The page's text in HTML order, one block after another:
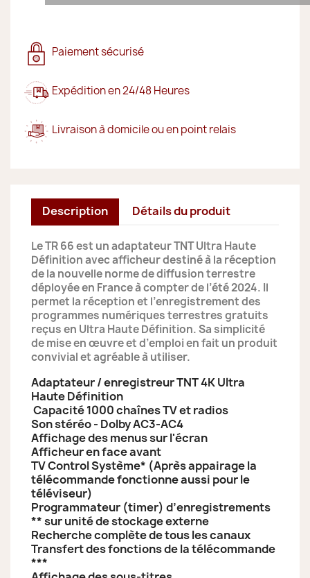
Paiement sécurisé
Expédition en 24/48 Heures
Livraison à domicile ou en point relais
Description Détails du produit
Le TR 66 est un adaptateur TNT Ultra Haute
Définition avec afficheur destiné à la réception
de la nouvelle norme de diffusion terrestre
déployée en France à compter de l’été 2024. Il
permet la réception et l’enregistrement des
programmes numériques terrestres gratuits
reçus en Ultra Haute Définition. Sa simplicité
de mise en œuvre et d’emploi en fait un produit
convivial et agréable à utiliser.
Adaptateur / enregistreur TNT 4K Ultra
Haute Définition
Capacité 1000 chaînes TV et radios
Son stéréo - Dolby AC3-AC4
Affichage des menus sur l'écran
Afficheur en face avant
TV Control Système* (Après appairage la
télécommande fonctionne aussi pour le
téléviseur)
Programmateur (timer) d’enregistrements
** sur unité de stockage externe
Recherche complète de tous les canaux
Transfert des fonctions de la télécommande
***